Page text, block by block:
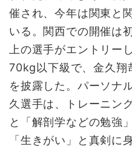
催され、今年は関東と
いる。関西での開催は
上の選手がエントリー
70kg以下級で、金久翔
を披露した。パーソナ
久選手は、トレーニン
と「解剖学などの勉強
「生きがい」と真剣に